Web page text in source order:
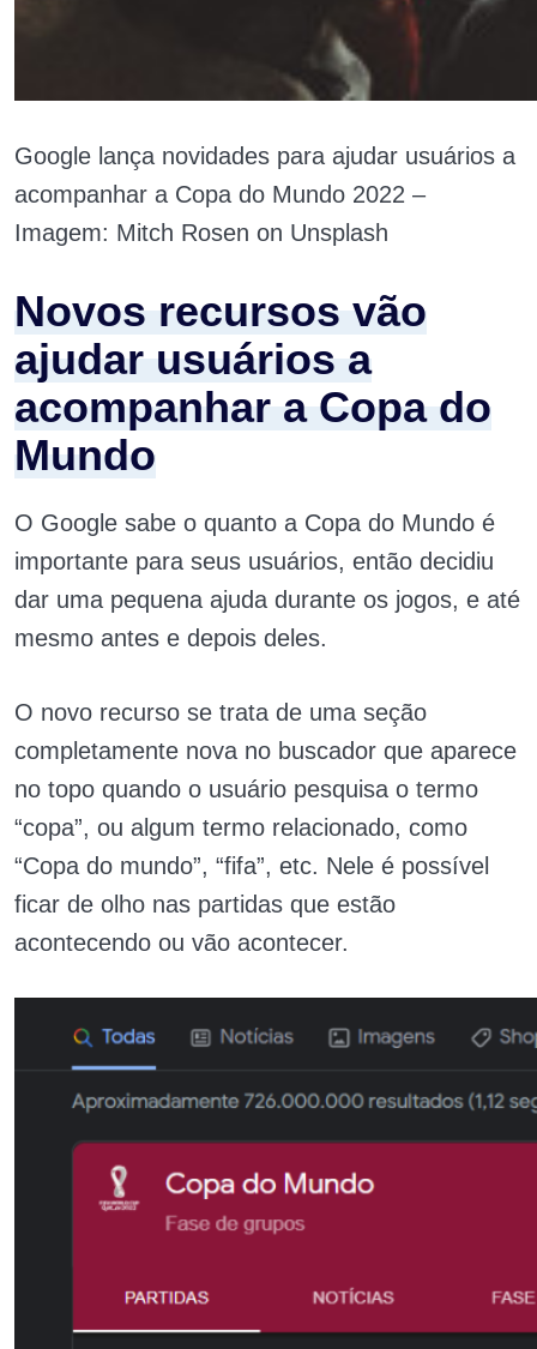
Google lança novidades para ajudar usuários a
acompanhar a Copa do Mundo 2022 –
Imagem: Mitch Rosen on Unsplash
Novos recursos vão
ajudar usuários a
acompanhar a Copa do
Mundo
O Google sabe o quanto a Copa do Mundo é
importante para seus usuários, então decidiu
dar uma pequena ajuda durante os jogos, e até
mesmo antes e depois deles.
O novo recurso se trata de uma seção
completamente nova no buscador que aparece
no topo quando o usuário pesquisa o termo
“copa”, ou algum termo relacionado, como
“Copa do mundo”, “fifa”, etc. Nele é possível
ficar de olho nas partidas que estão
acontecendo ou vão acontecer.